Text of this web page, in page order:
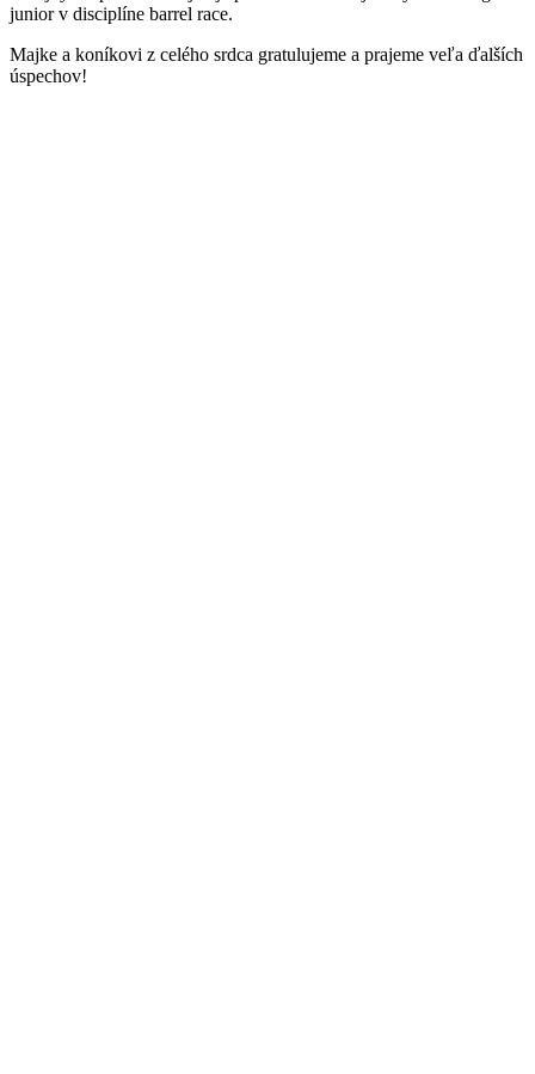
junior v disciplíne barrel race.
Majke a koníkovi z celého srdca gratulujeme a prajeme veľa ďalších
úspechov!